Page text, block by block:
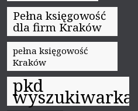
Pełna księgowość
dla firm Kraków
pełna księgowość
Kraków
pkd
wyszukiwarka